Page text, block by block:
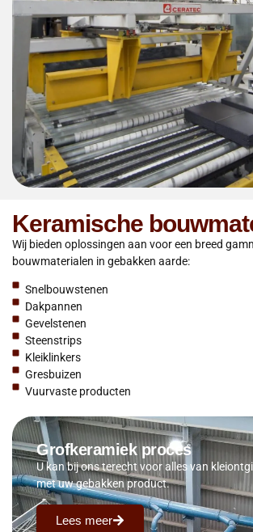
Grofkeramiek proces
U kan bij ons terecht voor alles van
met uw gebakken product.
Lees meer
Keramische
Wij bieden oplossingen aan voor een breed
bouwmaterialen in gebakken aarde:
Snelbouwstenen
Dakpannen
Gevelstenen
Steenstrips
Kleiklinkers
Gresbuizen
Vuurvaste producten